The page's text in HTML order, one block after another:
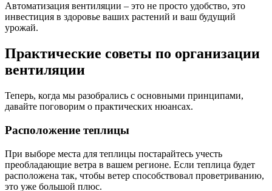
Автоматизация вентиляции – это не просто удобство, это
инвестиция в здоровье ваших растений и ваш будущий
урожай.
Практические советы по организации
вентиляции
Теперь, когда мы разобрались с основными принципами,
давайте поговорим о практических нюансах.
Расположение теплицы
При выборе места для теплицы постарайтесь учесть
преобладающие ветра в вашем регионе. Если теплица будет
расположена так, чтобы ветер способствовал проветриванию,
это уже большой плюс.